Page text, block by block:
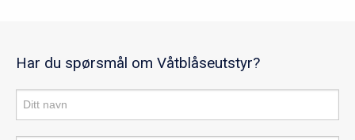
Har du spørsmål om Våtblåseutstyr?
Produktforespørsel